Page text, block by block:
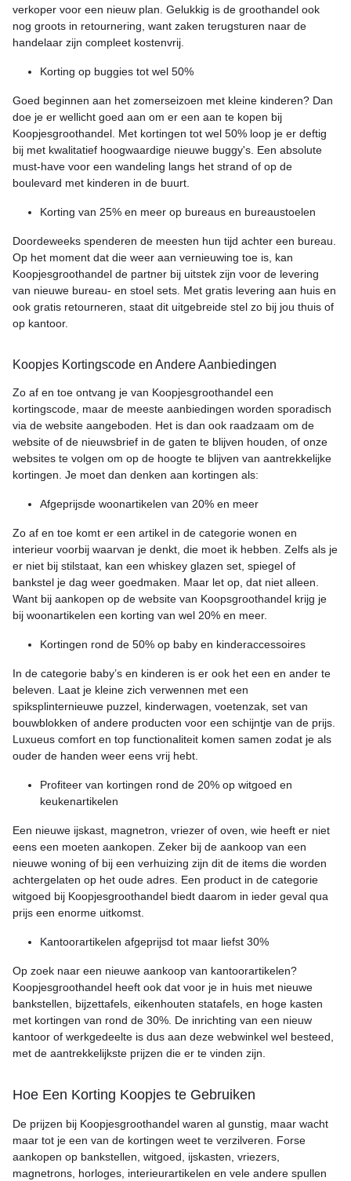
verkoper voor een nieuw plan. Gelukkig is de groothandel ook
nog groots in retournering, want zaken terugsturen naar de
handelaar zijn compleet kostenvrij.
Korting op buggies tot wel 50%
Goed beginnen aan het zomerseizoen met kleine kinderen? Dan
doe je er wellicht goed aan om er een aan te kopen bij
Koopjesgroothandel. Met kortingen tot wel 50% loop je er deftig
bij met kwalitatief hoogwaardige nieuwe buggy's. Een absolute
must-have voor een wandeling langs het strand of op de
boulevard met kinderen in de buurt.
Korting van 25% en meer op bureaus en bureaustoelen
Doordeweeks spenderen de meesten hun tijd achter een bureau.
Op het moment dat die weer aan vernieuwing toe is, kan
Koopjesgroothandel de partner bij uitstek zijn voor de levering
van nieuwe bureau- en stoel sets. Met gratis levering aan huis en
ook gratis retourneren, staat dit uitgebreide stel zo bij jou thuis of
op kantoor.
Koopjes Kortingscode en Andere Aanbiedingen
Zo af en toe ontvang je van Koopjesgroothandel een
kortingscode, maar de meeste aanbiedingen worden sporadisch
via de website aangeboden. Het is dan ook raadzaam om de
website of de nieuwsbrief in de gaten te blijven houden, of onze
websites te volgen om op de hoogte te blijven van aantrekkelijke
kortingen. Je moet dan denken aan kortingen als:
Afgeprijsde woonartikelen van 20% en meer
Zo af en toe komt er een artikel in de categorie wonen en
interieur voorbij waarvan je denkt, die moet ik hebben. Zelfs als je
er niet bij stilstaat, kan een whiskey glazen set, spiegel of
bankstel je dag weer goedmaken. Maar let op, dat niet alleen.
Want bij aankopen op de website van Koopsgroothandel krijg je
bij woonartikelen een korting van wel 20% en meer.
Kortingen rond de 50% op baby en kinderaccessoires
In de categorie baby’s en kinderen is er ook het een en ander te
beleven. Laat je kleine zich verwennen met een
spiksplinternieuwe puzzel, kinderwagen, voetenzak, set van
bouwblokken of andere producten voor een schijntje van de prijs.
Luxueus comfort en top functionaliteit komen samen zodat je als
ouder de handen weer eens vrij hebt.
Profiteer van kortingen rond de 20% op witgoed en
keukenartikelen
Een nieuwe ijskast, magnetron, vriezer of oven, wie heeft er niet
eens een moeten aankopen. Zeker bij de aankoop van een
nieuwe woning of bij een verhuizing zijn dit de items die worden
achtergelaten op het oude adres. Een product in de categorie
witgoed bij Koopjesgroothandel biedt daarom in ieder geval qua
prijs een enorme uitkomst.
Kantoorartikelen afgeprijsd tot maar liefst 30%
Op zoek naar een nieuwe aankoop van kantoorartikelen?
Koopjesgroothandel heeft ook dat voor je in huis met nieuwe
bankstellen, bijzettafels, eikenhouten statafels, en hoge kasten
met kortingen van rond de 30%. De inrichting van een nieuw
kantoor of werkgedeelte is dus aan deze webwinkel wel besteed,
met de aantrekkelijkste prijzen die er te vinden zijn.
Hoe Een Korting Koopjes te Gebruiken
De prijzen bij Koopjesgroothandel waren al gunstig, maar wacht
maar tot je een van de kortingen weet te verzilveren. Forse
aankopen op bankstellen, witgoed, ijskasten, vriezers,
magnetrons, horloges, interieurartikelen en vele andere spullen